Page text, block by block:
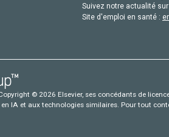
Suivez notre actualité
Site d'emploi en santé :
© 2026 Elsevier, ses concédants de
IA et aux technologies similaires. Pour tout